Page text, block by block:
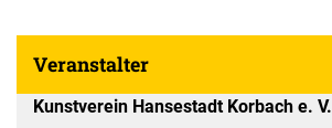
Veranstalter
Kunstverein Hansestadt Korbach e. V.